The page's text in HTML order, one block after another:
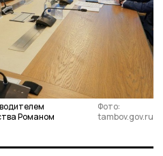
Романом
Фото:
tambov.gov.ru